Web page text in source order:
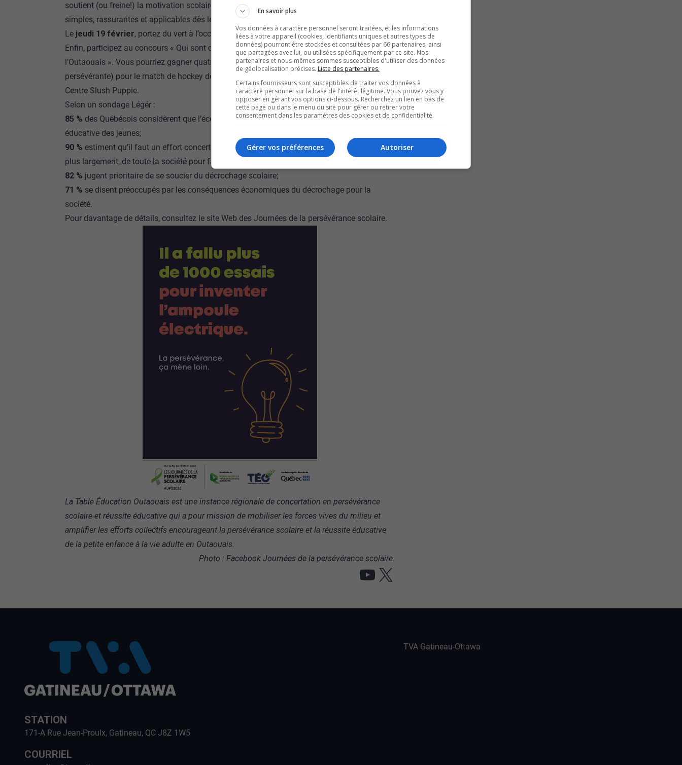
soutient (ou freine!) la motivation scolaire de votre enfant, et repartir avec des stratégies
simples, rassurantes et applicables dès le lendemain.
Le jeudi 19 février, portez du vert à l’occasion du Jeudi PerséVERT.
Enfin, participez au concours « Qui sont ces jeunes personnes PERSÉVÉRANTES 2026 de
l’Outaouais ». Vous pourriez gagner quatre billets (pour vous et votre jeune personne
persévérante) pour le match de hockey des Olympiques de Gatineau, le 22 février à 15 h au
Centre Slush Puppie.
Selon un sondage Légér :
85 % des Québécois considèrent que l’école n’est pas la seule responsable de la réussite
éducative des jeunes;
90 % estiment qu’il faut un effort concerté du réseau de l’éducation, de ses partenaires et,
plus largement, de toute la société pour favoriser la réussite éducative;
82 % jugent prioritaire de se soucier du décrochage scolaire;
71 % se disent préoccupés par les conséquences économiques du décrochage pour la
société.
Pour davantage de détails, consultez le site Web desJournées de la persévérance scolaire.
La Table Éducation Outaouais est une instance régionale de concertation en persévérance
scolaire et réussite éducative qui a pour mission de mobiliser les forces vives du milieu et
amplifier les efforts collectifs encourageant la persévérance scolaire et la réussite éducative
de la petite enfance à la vie adulte en Outaouais.
Photo : Facebook Journées de la persévérance scolaire.
YouTube
X
STATION
171-A Rue Jean-Proulx, Gatineau, QC J8Z 1W5
COURRIEL
TVA Gatineau-Ottawa
En savoir plus
Vos données à caractère personnel seront traitées, et les informations
liées à votre appareil (cookies, identifiants uniques et autres types de
données) pourront être stockées et consultées par 66 partenaires, ainsi
que partagées avec lui, ou utilisées spécifiquement par ce site. Nos
partenaires et nous-mêmes sommes susceptibles d'utiliser des données
de géolocalisation précises. Liste des partenaires.
Certains fournisseurs sont susceptibles de traiter vos données à
caractère personnel sur la base de l'intérêt légitime. Vous pouvez vous y
opposer en gérant vos options ci-dessous. Recherchez un lien en bas de
cette page ou dans le menu du site pour gérer ou retirer votre
consentement dans les paramètres des cookies et de confidentialité.
Autoriser
Gérer vos préférences